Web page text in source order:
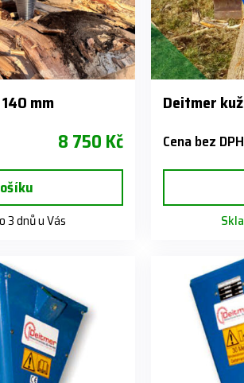
mm
8 750 Kč
3 dnů u Vás
Deitmer
Cena bez DPH